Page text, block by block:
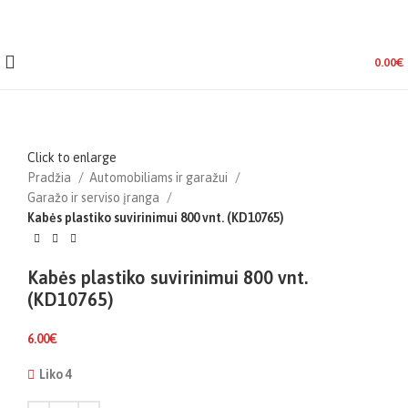
0.00€
Click to enlarge
Pradžia
Automobiliams ir garažui
Garažo ir serviso įranga
Kabės plastiko suvirinimui 800 vnt. (KD10765)
Kabės plastiko suvirinimui 800 vnt.
(KD10765)
6.00€
Liko 4